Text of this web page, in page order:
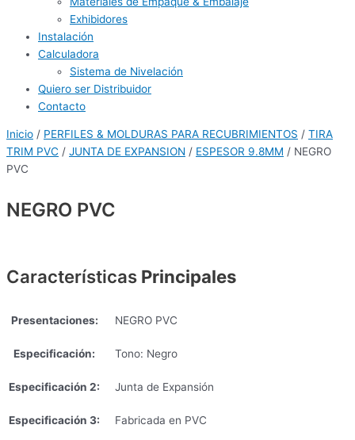
Exhibidores
Instalación
Calculadora
Sistema de Nivelación
Quiero ser Distribuidor
Contacto
Inicio / PERFILES & MOLDURAS PARA RECUBRIMIENTOS / TIRA
TRIM PVC / JUNTA DE EXPANSION / ESPESOR 9.8MM / NEGRO
PVC
NEGRO PVC
Características Principales
Presentaciones: NEGRO PVC
Especificación: Tono: Negro
Especificación 2: Junta de Expansión
Especificación 3: Fabricada en PVC